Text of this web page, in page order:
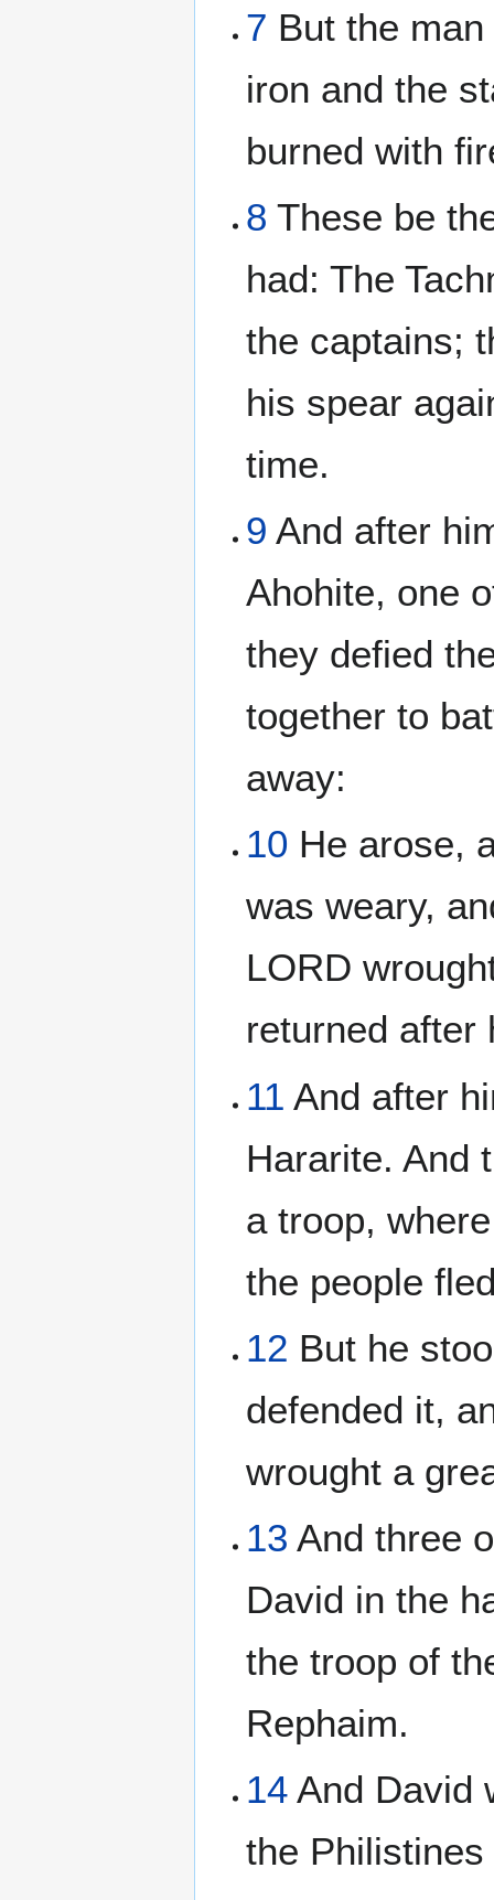
7 But the
iron and the
burned with
8 These be
had: The
the captains;
his spear
time.
9 And after
Ahohite, one
they defied
together to
away:
10 He arose,
was weary,
LORD
returned after
11 And after
Hararite. And
a troop,
the people
12 But he
defended it,
wrought a
13 And three
David in the
the troop of
Rephaim.
14 And David
the